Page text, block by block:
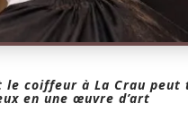
le coiffeur à La Crau
en une œuvre d’art